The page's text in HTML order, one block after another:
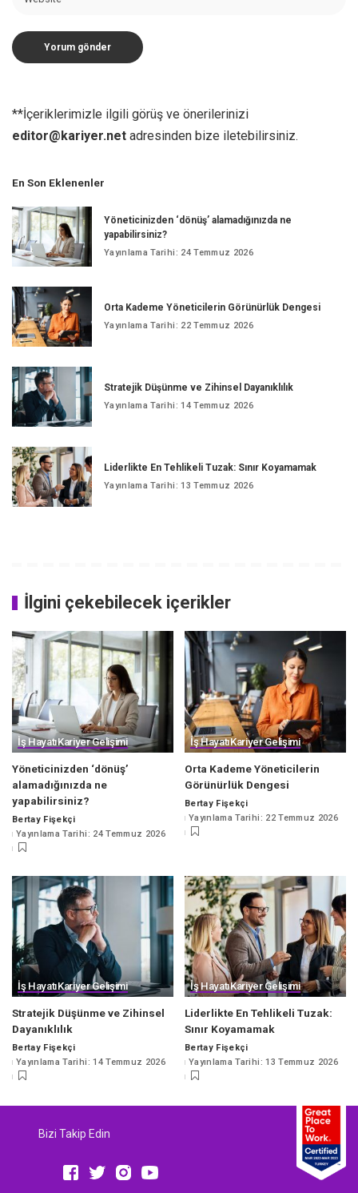
**İçeriklerimizle ilgili görüş ve önerilerinizi
editor@kariyer.net adresinden bize iletebilirsiniz.
En Son Eklenenler
Yöneticinizden ‘dönüş’ alamadığınızda ne
yapabilirsiniz?
Yayınlama Tarihi: 24 Temmuz 2026
Orta Kademe Yöneticilerin Görünürlük Dengesi
Yayınlama Tarihi: 22 Temmuz 2026
Stratejik Düşünme ve Zihinsel Dayanıklılık
Yayınlama Tarihi: 14 Temmuz 2026
Liderlikte En Tehlikeli Tuzak: Sınır Koyamamak
Yayınlama Tarihi: 13 Temmuz 2026
İlgini çekebilecek içerikler
İş HayatıKariyer Gelişimi
Yöneticinizden ‘dönüş’
alamadığınızda ne
yapabilirsiniz?
Posted
by
Bertay Fişekçi
Yayınlama Tarihi: 24 Temmuz 2026
İş HayatıKariyer Gelişimi
Orta Kademe Yöneticilerin
Görünürlük Dengesi
Posted
by
Bertay Fişekçi
Yayınlama Tarihi: 22 Temmuz 2026
İş HayatıKariyer Gelişimi
Stratejik Düşünme ve Zihinsel
Dayanıklılık
Posted
by
Bertay Fişekçi
Yayınlama Tarihi: 14 Temmuz 2026
İş HayatıKariyer Gelişimi
Liderlikte En Tehlikeli Tuzak:
Sınır Koyamamak
Posted
by
Bertay Fişekçi
Yayınlama Tarihi: 13 Temmuz 2026
Bizi Takip Edin